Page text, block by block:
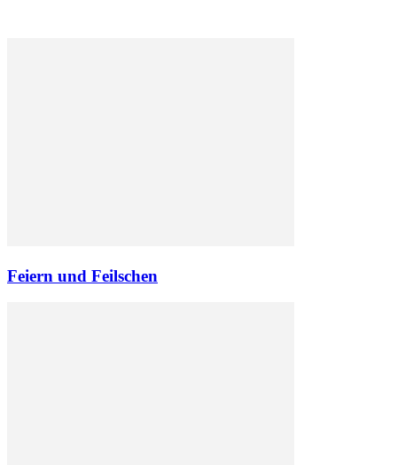
Feiern und Feilschen